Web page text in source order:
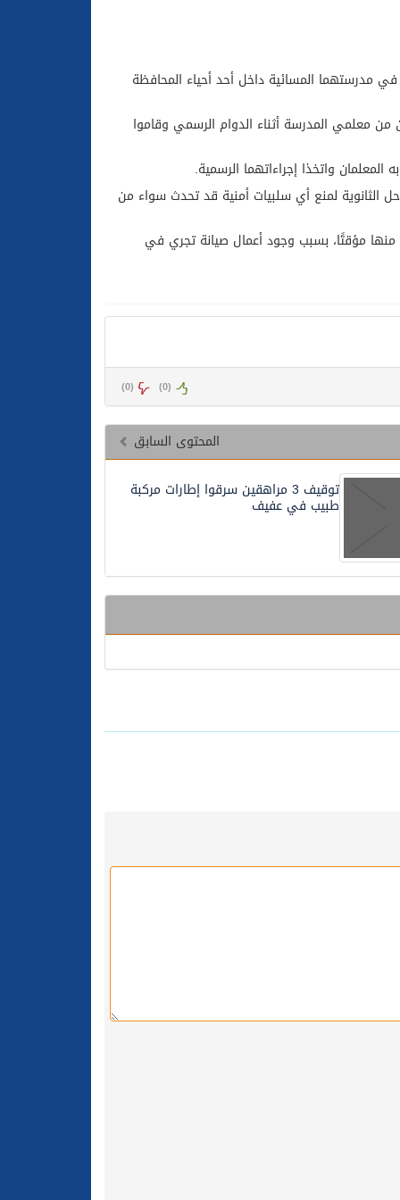
مدرستهما المسائية داخل أحد أحياء المحافظة
معلمي المدرسة أثناء الدوام الرسمي وقاموا
واتخذا إجراءاتهما الرسمية.
الثانوية لمنع أي سلبيات أمنية قد تحدث سواء من
منها مؤقتًا، بسبب وجود أعمال صيانة تجري في
(
0
) (
0
)
المحتوى السابق
توقيف 3 مراهقين سرقوا إطارات مركبة
طبيب في عفيف